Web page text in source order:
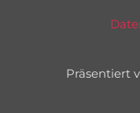
Präsentiert